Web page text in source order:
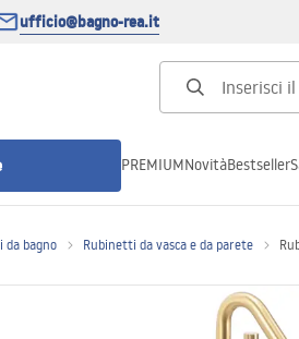
ufficio@bagno-rea.it
PREMIUMNovitàBestseller
da bagno Rubinetti da vasca e da parete